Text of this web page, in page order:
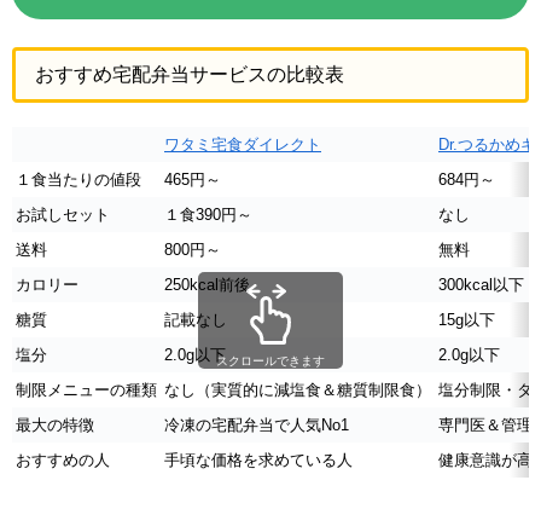
おすすめ宅配弁当サービスの比較表
ワタミ宅食ダイレクト
Dr.つるかめ
１食当たりの値段
465円～
684円～
お試しセット
１食390円～
なし
送料
800円～
無料
カロリー
250kcal前後
300kcal以下
糖質
記載なし
15g以下
塩分
2.0g以下
2.0g以下
制限メニューの種類 なし（実質的に減塩食＆糖質制限食）
塩分制限・タ
最大の特徴
冷凍の宅配弁当で人気No1
専門医＆管理
おすすめの人
手頃な価格を求めている人 健康意識が高
スクロールできます